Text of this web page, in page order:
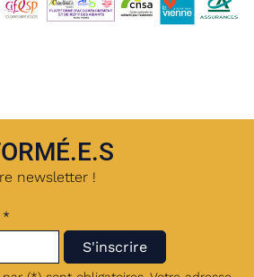
newsletter !
*